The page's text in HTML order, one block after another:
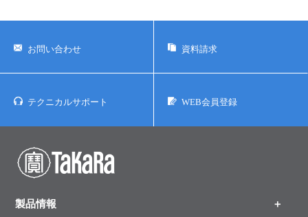
お問い合わせ 資料請求
テクニカルサポート WEB会員登録
製品情報